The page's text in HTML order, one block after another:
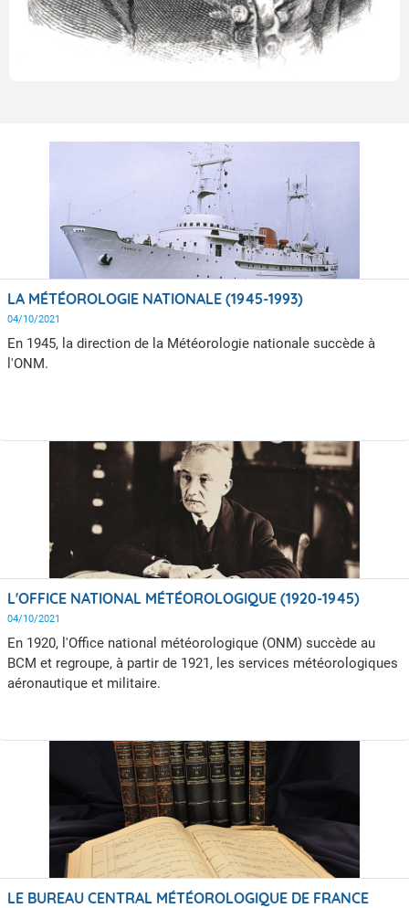
LA MÉTÉOROLOGIE NATIONALE (1945-1993)
04/10/2021
En 1945, la direction de la Météorologie nationale succède à
l'ONM.
L'OFFICE NATIONAL MÉTÉOROLOGIQUE (1920-1945)
04/10/2021
En 1920, l'Office national météorologique (ONM) succède au
BCM et regroupe, à partir de 1921, les services météorologiques
aéronautique et militaire.
LE BUREAU CENTRAL MÉTÉOROLOGIQUE DE FRANCE